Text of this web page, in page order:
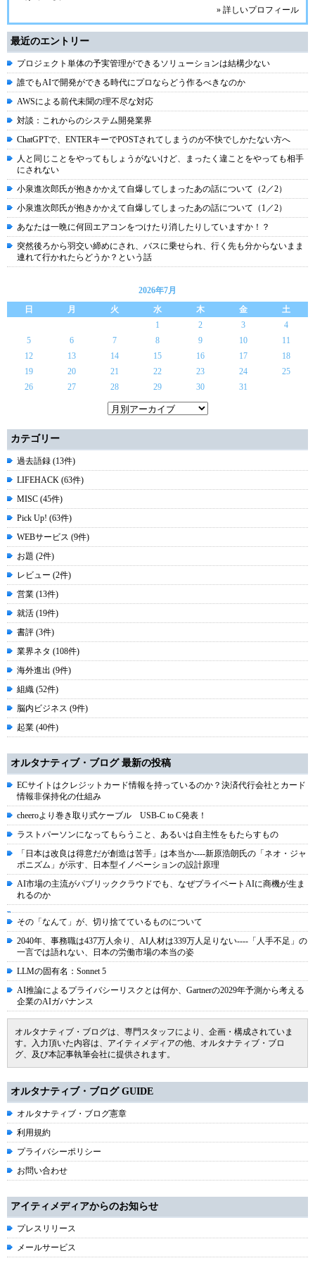
» 詳しいプロフィール
最近のエントリー
プロジェクト単体の予実管理ができるソリューションは結構少ない
誰でもAIで開発ができる時代にプロならどう作るべきなのか
AWSによる前代未聞の理不尽な対応
対談：これからのシステム開発業界
ChatGPTで、ENTERキーでPOSTされてしまうのが不快でしかたない方へ
人と同じことをやってもしょうがないけど、まったく違ことをやっても相手
にされない
小泉進次郎氏が抱きかかえて自爆してしまったあの話について（2／2）
小泉進次郎氏が抱きかかえて自爆してしまったあの話について（1／2）
あなたは一晩に何回エアコンをつけたり消したりしていますか！？
突然後ろから羽交い締めにされ、バスに乗せられ、行く先も分からないまま
連れて行かれたらどうか？という話
2026年7月
日
月 火 水 木 金
土
1
2 3
4
5
6 7 8 9 10
11
12
13 14 15 16 17
18
19
20 21 22 23 24
25
26
27 28 29 30 31
カテゴリー
過去語録 (13件)
LIFEHACK (63件)
MISC (45件)
Pick Up! (63件)
WEBサービス (9件)
お題 (2件)
レビュー (2件)
営業 (13件)
就活 (19件)
書評 (3件)
業界ネタ (108件)
海外進出 (9件)
組織 (52件)
脳内ビジネス (9件)
起業 (40件)
オルタナティブ・ブログ 最新の投稿
ECサイトはクレジットカード情報を持っているのか？決済代行会社とカード
情報非保持化の仕組み
cheeroより巻き取り式ケーブル USB-C to C発表！
ラストパーソンになってもらうこと、あるいは自主性をもたらすもの
「日本は改良は得意だが創造は苦手」は本当か----新原浩朗氏の「ネオ・ジャ
ポニズム」が示す、日本型イノベーションの設計原理
AI市場の主流がパブリッククラウドでも、なぜプライベートAIに商機が生ま
れるのか
その「なんて」が、切り捨てているものについて
2040年、事務職は437万人余り、AI人材は339万人足りない----「人手不足」の
一言では語れない、日本の労働市場の本当の姿
LLMの固有名：Sonnet 5
AI推論によるプライバシーリスクとは何か、Gartnerの2029年予測から考える
企業のAIガバナンス
オルタナティブ・ブログは、専門スタッフにより、企画・構成されていま
す。入力頂いた内容は、アイティメディアの他、オルタナティブ・ブロ
グ、及び本記事執筆会社に提供されます。
オルタナティブ・ブログ GUIDE
オルタナティブ・ブログ憲章
利用規約
プライバシーポリシー
お問い合わせ
アイティメディアからのお知らせ
プレスリリース
メールサービス